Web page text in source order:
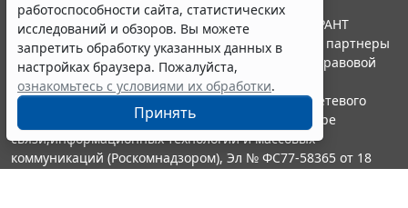
работоспособности сайта, статистических
исследований и обзоров. Вы можете
запретить обработку указанных данных в
настройках браузера. Пожалуйста,
ознакомьтесь с условиями их обработки.
Принять
© ООО "НПП "ГАРАНТ-СЕРВИС", 2026. Система ГАРАНТ
выпускается с 1990 года. Компания "Гарант" и ее партнеры
являются участниками Российской ассоциации правовой
информации ГАРАНТ.
Портал ГАРАНТ.РУ зарегистрирован в качестве сетевого
издания Федеральной службой по надзору в сфере
связи,информационных технологий и массовых
коммуникаций (Роскомнадзором), Эл № ФС77-58365 от 18